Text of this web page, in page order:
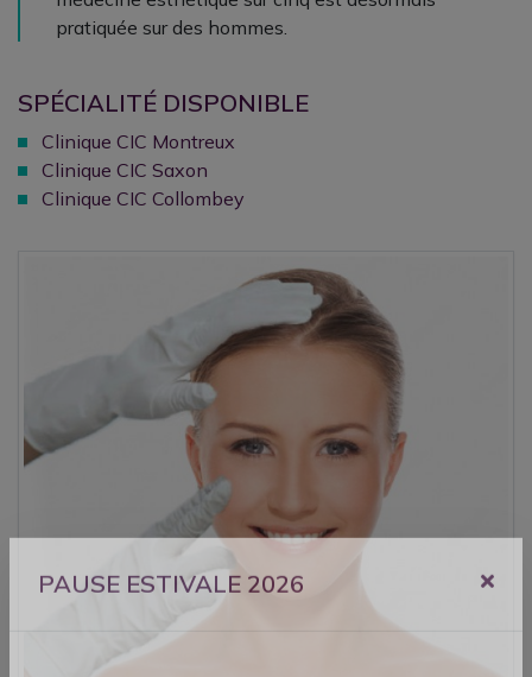
pratiquée sur des hommes.
SPÉCIALITÉ DISPONIBLE
Clinique CIC Montreux
Clinique CIC Saxon
Clinique CIC Collombey
PAUSE ESTIVALE 2026